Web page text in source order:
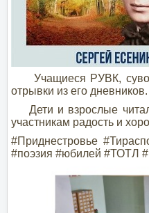
Учащиеся РУВК,
отрывки из его
Дети и взрослые
участникам радость и
#Приднестровье
#поэзия #юбилей